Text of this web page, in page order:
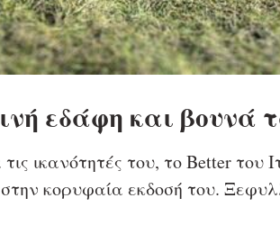
εδάφη και βουνά
ικανότητές του, το Better
κορυφαία εκδοσή του.